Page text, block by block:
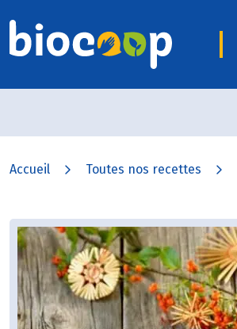
Accueil Toutes nos recettes